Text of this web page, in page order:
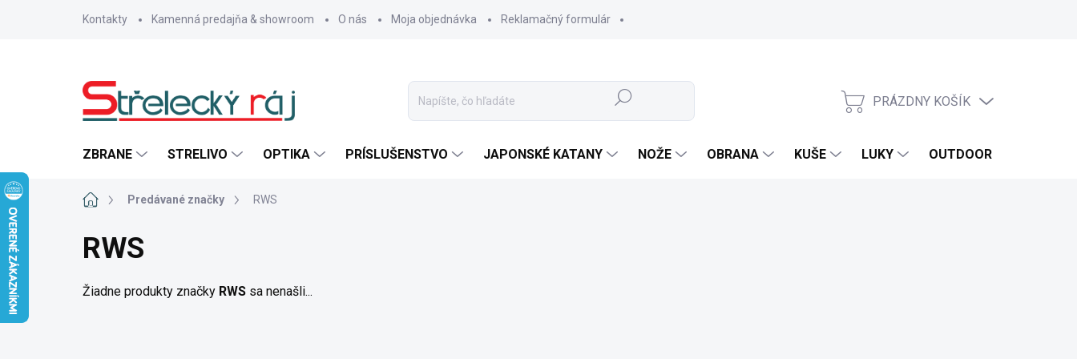
Kontakty Kamenná predajňa & showroom O nás Moja objednávka Reklamačný formulár
Hľadať
NÁKUPNÝ
PRÁZDNY KOŠÍK
ZBRANE STRELIVO OPTIKA PRÍSLUŠENSTVO JAPONSKÉ KATANY NOŽE OBRANA KUŠE LUKY OUTDOOR
DomovPredávané značky RWS
RWS
Žiadne produkty značky RWS sa nenašli...